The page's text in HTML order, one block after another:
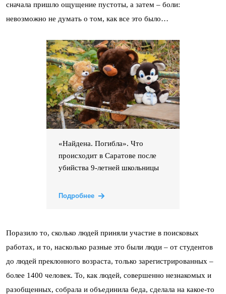
сначала пришло ощущение пустоты, а затем – боли:
невозможно не думать о том, как все это было…
«Найдена. Погибла». Что
происходит в Саратове после
убийства 9-летней школьницы
Подробнее
Поразило то, сколько людей приняли участие в поисковых
работах, и то, насколько разные это были люди – от студентов
до людей преклонного возраста, только зарегистрированных –
более 1400 человек. То, как людей, совершенно незнакомых и
разобщенных, собрала и объединила беда, сделала на какое-то